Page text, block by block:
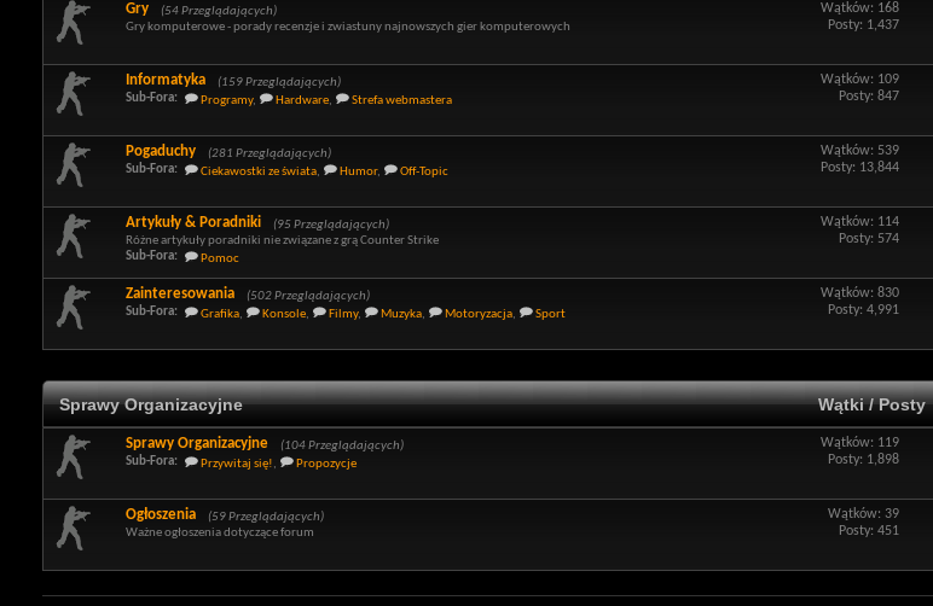
Gry
(54 Przeglądających)
Gry komputerowe - porady recenzje i zwiastuny najnowszych gier komputerowych
Wątków: 168
Posty: 1,437
Informatyka
(159 Przeglądających)
Sub-Fora:
Programy, Hardware, Strefa webmastera
Wątków: 109
Posty: 847
Pogaduchy
(281 Przeglądających)
Sub-Fora:
Ciekawostki ze świata, Humor, Off-Topic
Wątków: 539
Posty: 13,844
Artykuły & Poradniki
(95 Przeglądających)
Różne artykuły poradniki nie związane z grą Counter Strike
Sub-Fora:
Pomoc
Wątków: 114
Posty: 574
Zainteresowania
(502 Przeglądających)
Sub-Fora:
Grafika, Konsole, Filmy, Muzyka, Motoryzacja, Sport
Wątków: 830
Posty: 4,991
Sprawy Organizacyjne Wątki / Posty
Sprawy Organizacyjne
(104 Przeglądających)
Sub-Fora:
Przywitaj się!, Propozycje
Wątków: 119
Posty: 1,898
Ogłoszenia
(59 Przeglądających)
Ważne ogłoszenia dotyczące forum
Wątków: 39
Posty: 451